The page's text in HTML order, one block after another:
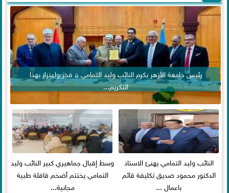
رئيس جامعة الأزهر يكرم النائب وليد التمامي .. فخر واعتزاز بهذا
التكريم...
النائب وليد التمامي يهنئ الاستاذ
الدكتور محمود صديق تكليفة قائم
باعمال ...
وسط إقبال جماهيري كبير النائب وليد
التمامي يختتم أضخم قافلة طبية
مجانية...